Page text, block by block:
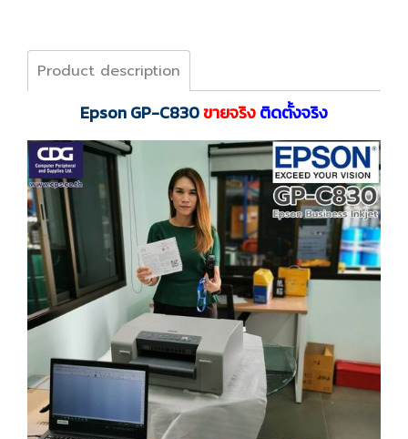
Product description
Epson GP-C830ขายจริงติดตั้งจริง